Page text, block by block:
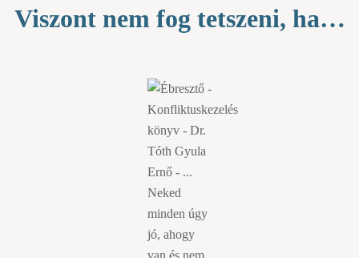
Viszont nem fog tetszeni, ha…